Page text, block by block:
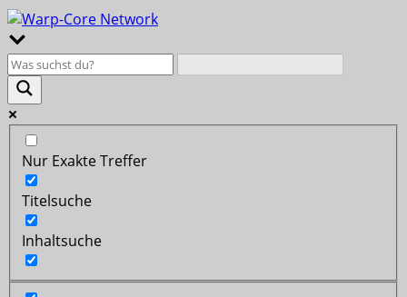
Nur Exakte Treffer
Titelsuche
Inhaltsuche